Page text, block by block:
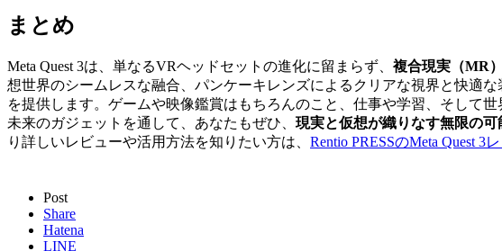
まとめ
Meta Quest 3は、単なるVRヘッドセットの進化に留まらず、 複合現実（MR
想世界のシームレスな融合、パンケーキレンズによるクリアな視界と快適
を提供します。ゲームや映像鑑賞はもちろんのこと、仕事や学習、そして
未来のガジェットを通して、あなたもぜひ、 現実と仮想が織りなす無限の可
り詳しいレビューや活用方法を知りたい方は、 Rentio PRESSのMeta Quest 3
Post
Share
Hatena
LINE